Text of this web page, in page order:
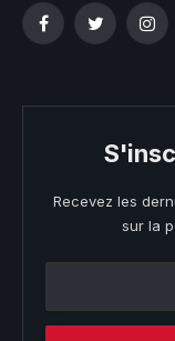
FacebookTwitter
Recevez les
sur la